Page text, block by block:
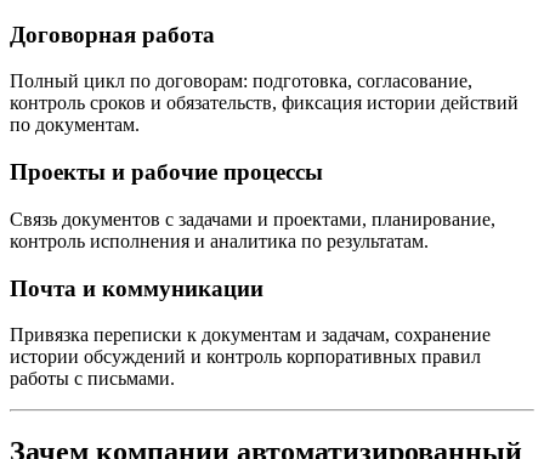
Договорная работа
Полный цикл по договорам: подготовка, согласование,
контроль сроков и обязательств, фиксация истории действий
по документам.
Проекты и рабочие процессы
Связь документов с задачами и проектами, планирование,
контроль исполнения и аналитика по результатам.
Почта и коммуникации
Привязка переписки к документам и задачам, сохранение
истории обсуждений и контроль корпоративных правил
работы с письмами.
Зачем компании автоматизированный